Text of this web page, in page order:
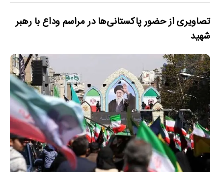
تصاویری از حضور پاکستانی‌ها در مراسم وداع با رهبر
شهید